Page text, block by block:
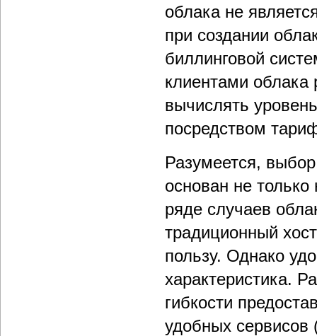
облака не
при создании
биллинговой
клиентами
вычислять
посредством
Разумеется,
основан не
ряде случаев
традиционный
пользу. Однако
характеристика.
гибкости
удобных